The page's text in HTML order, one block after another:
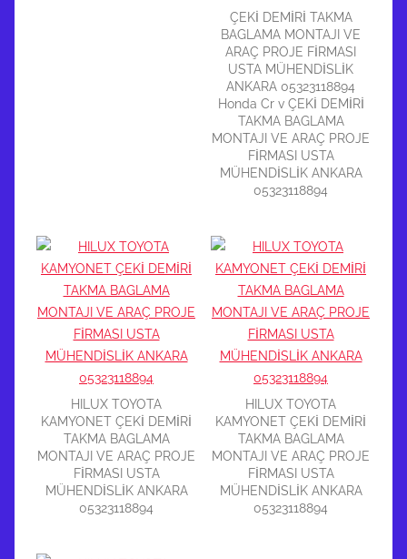
ÇEKİ DEMİRİ TAKMA
BAGLAMA MONTAJI VE
ARAÇ PROJE FİRMASI
USTA MÜHENDİSLİK
ANKARA 05323118894
Honda Cr v ÇEKİ DEMİRİ
TAKMA BAGLAMA
MONTAJI VE ARAÇ PROJE
FİRMASI USTA
MÜHENDİSLİK ANKARA
05323118894
HILUX TOYOTA
KAMYONET ÇEKİ DEMİRİ
TAKMA BAGLAMA
MONTAJI VE ARAÇ PROJE
FİRMASI USTA
MÜHENDİSLİK ANKARA
05323118894
HILUX TOYOTA
KAMYONET ÇEKİ DEMİRİ
TAKMA BAGLAMA
MONTAJI VE ARAÇ PROJE
FİRMASI USTA
MÜHENDİSLİK ANKARA
05323118894